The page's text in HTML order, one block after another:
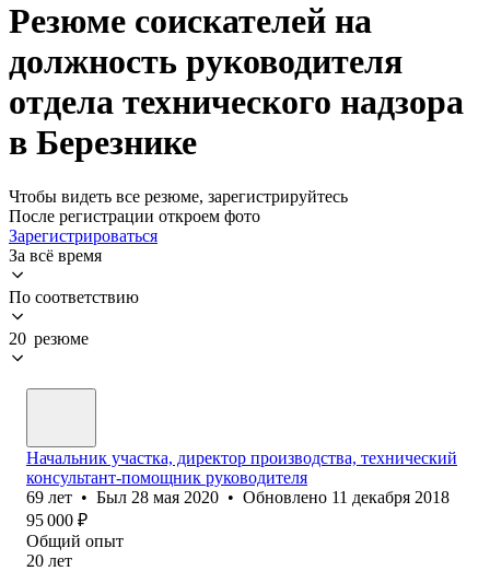
Резюме соискателей на
должность руководителя
отдела технического надзора
в Березнике
Чтобы видеть все резюме, зарегистрируйтесь
После регистрации откроем фото
Зарегистрироваться
За всё время
По соответствию
20 резюме
Начальник участка, директор производства, технический
консультант-помощник руководителя
69 лет • Был 28 мая 2020 • Обновлено 11 декабря 2018
95 000 ₽
Общий опыт
20 лет